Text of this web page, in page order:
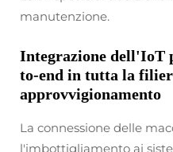
manutenzione.
Integrazione dell'IoT
to-end in tutta la
approvvigionamento
La connessione delle
l'imbottigliamento ai